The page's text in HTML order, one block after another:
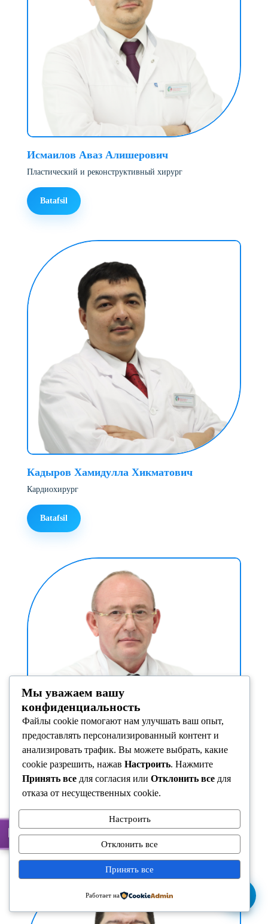
Исмаилов Аваз Алишерович
Пластический и реконструктивный хирург
Batafsil
Кадыров Хамидулла Хикматович
Кардиохирург
Batafsil
Камышов Сергей Викторович
Xимиотерапевт
Batafsil
Мы уважаем вашу
конфиденциальность
Файлы cookie помогают нам улучшать ваш опыт,
предоставлять персонализированный контент и
анализировать трафик. Вы можете выбрать, какие
cookie разрешить, нажав Настроить. Нажмите
Принять все для согласия или Отклонить все для
отказа от несущественных cookie.
Настроить
Отклонить все
Принять все
Работает на